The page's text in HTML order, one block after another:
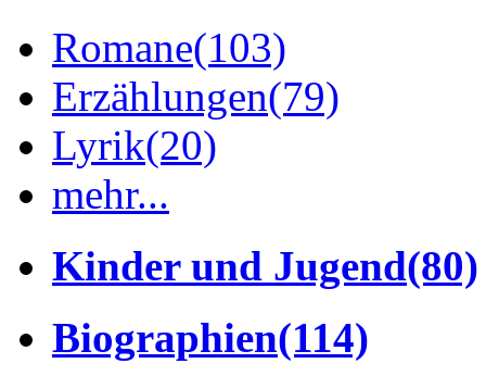
Romane(103)
Erzählungen(79)
Lyrik(20)
mehr...
Kinder und Jugend(80)
Biographien(114)